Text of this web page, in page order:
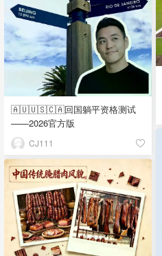
🇦🇺🇺🇸🇨🇦回国躺平资格测试
——2026官方版
CJ111